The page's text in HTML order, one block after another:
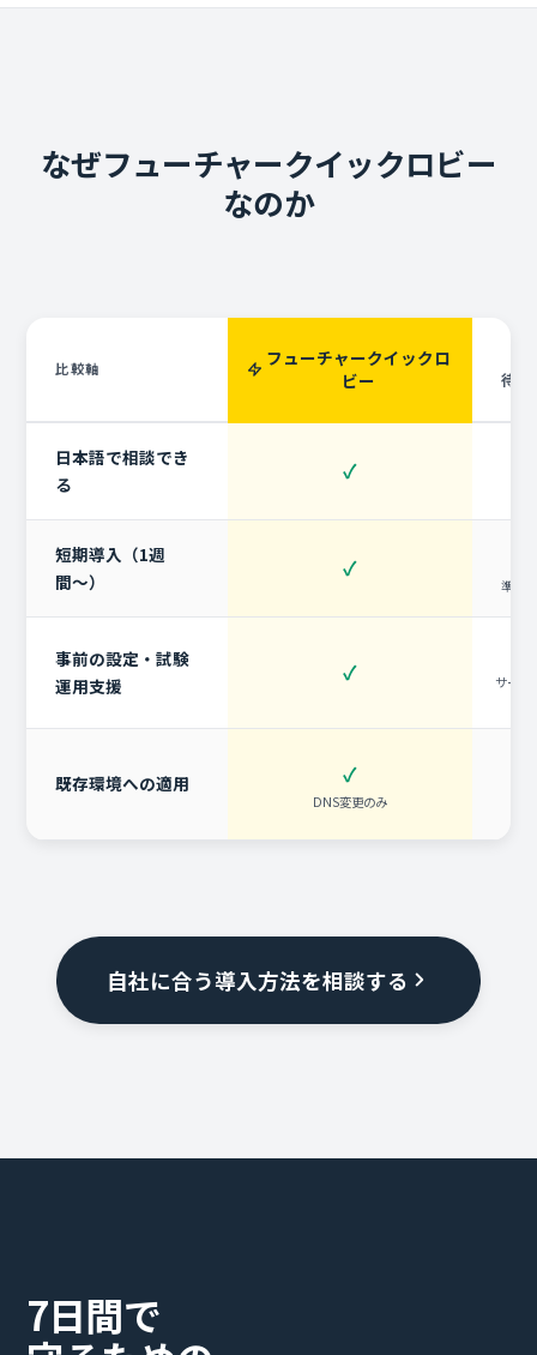
なぜフューチャークイックロビー
なのか
比較軸
フューチャークイックロ
ビー
待合
日本語で相談でき
る
✓
短期導入（1週
間〜）
✓
準備
事前の設定・試験
運用支援
✓
サービ
既存環境への適用 ✓
DNS変更のみ
自社に合う導入方法を相談する
7日間で